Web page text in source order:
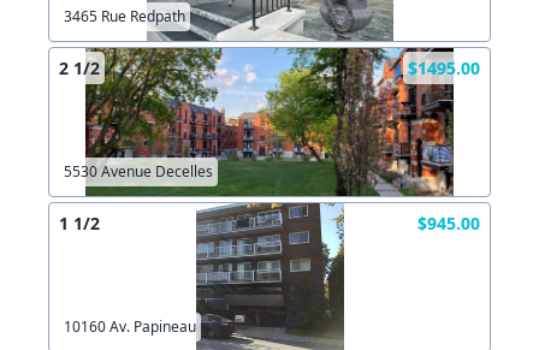
3465 Rue Redpath
2 1/2 $1495.00
5530 Avenue Decelles
1 1/2 $945.00
10160 Av. Papineau